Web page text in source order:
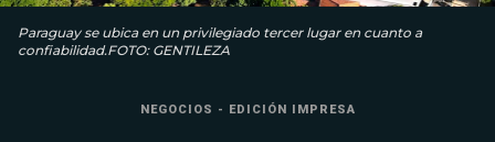
Paraguay se ubica en un privilegiado tercer lugar en cuanto a
confiabilidad.FOTO: GENTILEZA
NEGOCIOS - EDICIÓN IMPRESA